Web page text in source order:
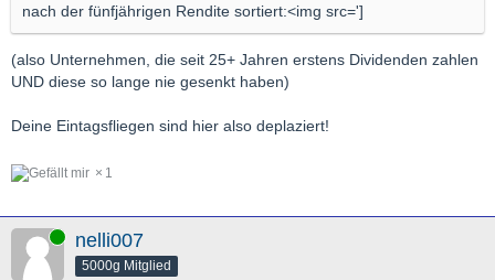
nach der fünfjährigen Rendite sortiert:<img src=']
(also Unternehmen, die seit 25+ Jahren erstens Dividenden zahlen
UND diese so lange nie gesenkt haben)
Deine Eintagsfliegen sind hier also deplaziert!
1
Online nelli007
5000g Mitglied